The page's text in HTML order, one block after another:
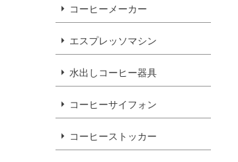
コーヒーメーカー
エスプレッソマシン
水出しコーヒー器具
コーヒーサイフォン
コーヒーストッカー